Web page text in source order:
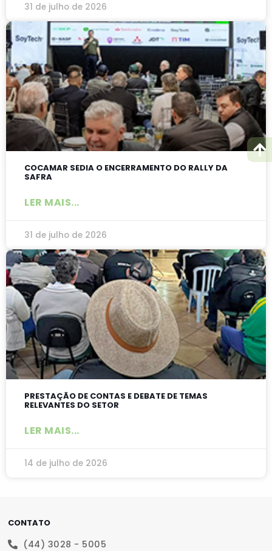
31 de julho de 2026
COCAMAR SEDIA O ENCERRAMENTO DO RALLY DA
SAFRA
LER MAIS...
31 de julho de 2026
PRESTAÇÃO DE CONTAS E DEBATE DE TEMAS
RELEVANTES DO SETOR
LER MAIS...
14 de julho de 2026
CONTATO
(44) 3028 - 5005